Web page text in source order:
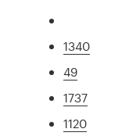
1340
49
1737
1120